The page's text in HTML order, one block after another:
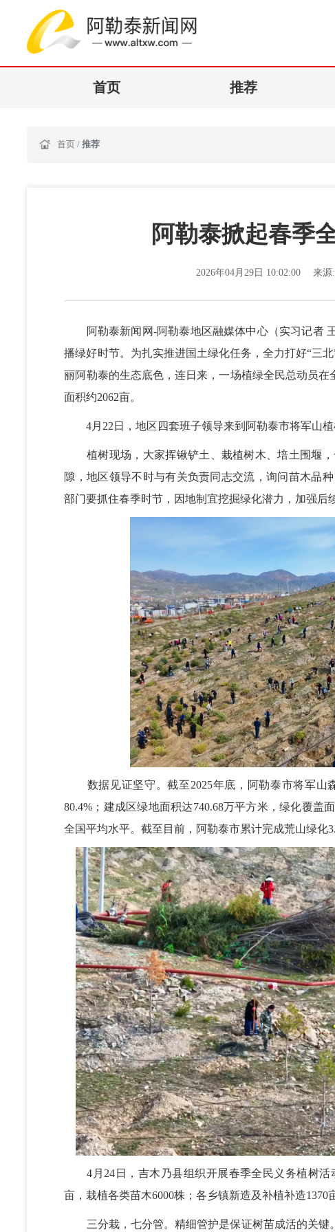
首页 推荐
首页 / 推荐
阿勒泰掀起春季
2026年04月29日 10:02:00 来源:
阿勒泰新闻网-阿勒泰地区融媒体中心（实习记者
播绿好时节。为扎实推进国土绿化任务，全力打好“三
丽阿勒泰的生态底色，连日来，一场植绿全民总动员在
面积约2062亩。
4月22日，地区四套班子领导来到阿勒泰市将军山植
植树现场，大家挥锹铲土、栽植树木、培土围堰
隙，地区领导不时与有关负责同志交流，询问苗木品
部门要抓住春季时节，因地制宜挖掘绿化潜力，加强后
数据见证坚守。截至2025年底，阿勒泰市将军山
80.4%；建成区绿地面积达740.68万平方米，绿化覆盖
全国平均水平。截至目前，阿勒泰市累计完成荒山绿化
4月24日，吉木乃县组织开展春季全民义务植树活
亩，栽植各类苗木6000株；各乡镇新造及补植补造1370
三分栽，七分管。精细管护是保证树苗成活的关键